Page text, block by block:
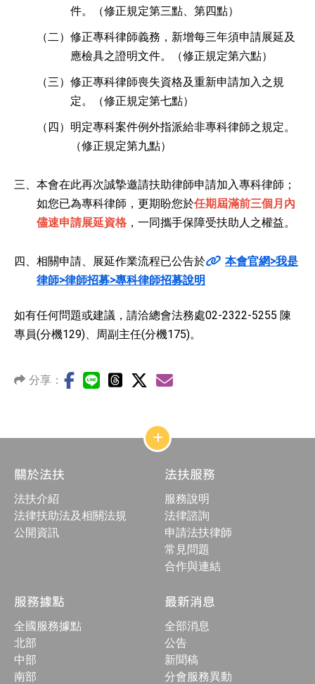
件。（修正規定第三點、第四點）
（二） 修正專科律師義務，新增每三年須申請展延及
應檢具之證明文件。（修正規定第六點）
（三） 修正專科律師喪失資格及重新申請加入之規
定。（修正規定第七點）
（四） 明定專科案件例外指派給非專科律師之規定。
（修正規定第九點）
三、 本會在此再次誠摯邀請扶助律師申請加入專科律師；
如您已為專科律師，更期盼您於任期屆滿前三個月內
儘速申請展延資格 ，一同攜手保障受扶助人之權益。
四、 相關申請、展延作業流程已公告於
本會官網>我是
律師>律師招募>專科律師招募說明
如有任何問題或建議，請洽總會法務處02-2322-5255 陳
專員(分機129)、周副主任(分機175)。
分享：
網
站
構
合
按
鈕
關於法扶
法扶介紹
法律扶助法及相關法規
公開資訊
法扶服務
服務說明
法律諮詢
申請法扶律師
常見問題
合作與連結
服務據點
全國服務據點
北部
中部
南部
最新消息
全部消息
公告
新聞稿
分會服務異動